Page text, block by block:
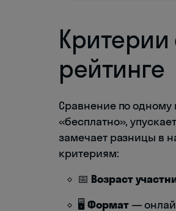
Критерии
рейтинге
Сравнение по одному
«бесплатно»,
замечает разницы в
критериям:
📅 Возраст
🖥️ Формат—